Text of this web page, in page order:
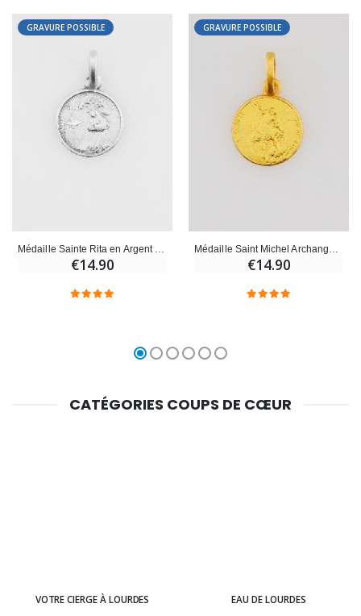
GRAVURE POSSIBLE
€14.90
GRAVURE POSSIBLE
€14.90
CATÉGORIES COUPS DE CŒUR
VOTRE CIERGE À LOURDES EAU DE LOURDES